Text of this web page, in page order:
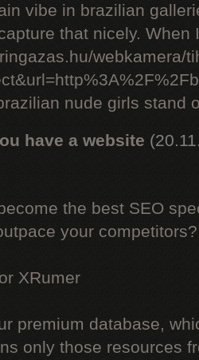
vibe in brazilian
that nicely. When
webkamera/
nude girls stand
have a website
the best SEO
your competitors?
XRumer
premium database,
only those resources